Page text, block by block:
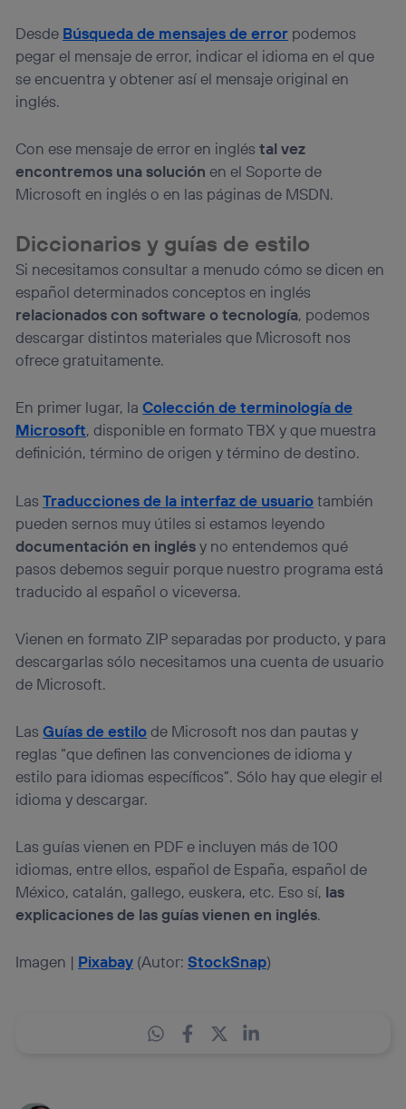
Desde Búsqueda de mensajes de error podemos
pegar el mensaje de error, indicar el idioma en el que
se encuentra y obtener así el mensaje original en
inglés.
Con ese mensaje de error en ingléstal vez
encontremos una solución en el Soporte de
Microsoft en inglés o en las páginas de MSDN.
Diccionarios y guías de estilo
Si necesitamos consultar a menudo cómo se dicen en
español determinados conceptos en inglés
relacionados con software o tecnología, podemos
descargar distintos materiales que Microsoft nos
ofrece gratuitamente.
En primer lugar, laColección de terminología de
Microsoft, disponible en formato TBX y que muestra
definición, término de origen y término de destino.
LasTraducciones de la interfaz de usuariotambién
pueden sernos muy útiles si estamos leyendo
documentación en inglésy no entendemos qué
pasos debemos seguir porque nuestro programa está
traducido al español o viceversa.
Vienen en formato ZIP separadas por producto, y para
descargarlas sólo necesitamos una cuenta de usuario
de Microsoft.
LasGuías de estilode Microsoft nos dan pautas y
reglas “que definen las convenciones de idioma y
estilo para idiomas específicos”. Sólo hay que elegir el
idioma y descargar.
Las guías vienen en PDF e incluyen más de 100
idiomas, entre ellos, español de España, español de
México, catalán, gallego, euskera, etc. Eso sí, las
explicaciones de las guías vienen en inglés.
Imagen | Pixabay (Autor:StockSnap)